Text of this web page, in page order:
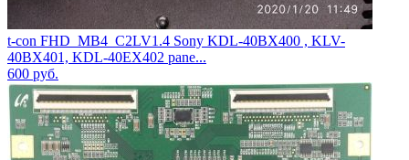
t-con FHD_MB4_C2LV1.4 Sony KDL-40BX400 , KLV-
40BX401, KDL-40EX402 pane...
600 руб.